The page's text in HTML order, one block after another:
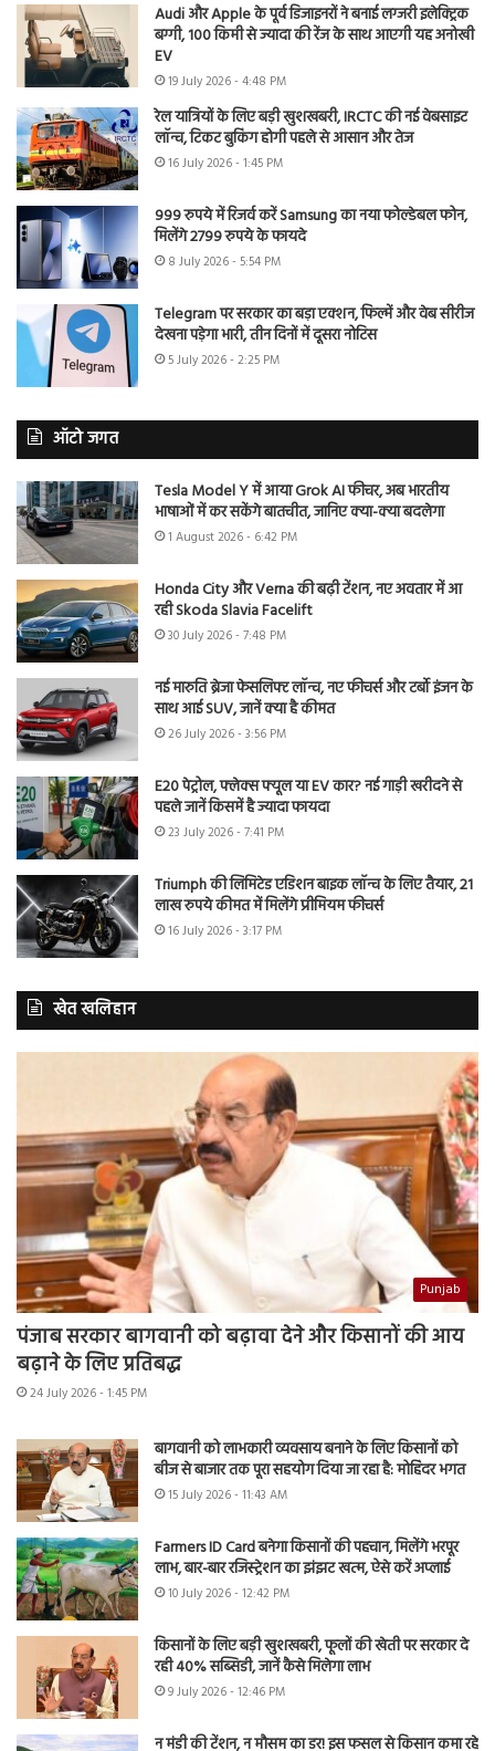
Audi और Apple के पूर्व डिजाइनरों ने बनाई लग्जरी इलेक्ट्रिक
बग्गी, 100 किमी से ज्यादा की रेंज के साथ आएगी यह अनोखी
EV
19 July 2026 - 4:48 PM
रेल यात्रियों के लिए बड़ी खुशखबरी, IRCTC की नई वेबसाइट
लॉन्च, टिकट बुकिंग होगी पहले से आसान और तेज
16 July 2026 - 1:45 PM
999 रुपये में रिजर्व करें Samsung का नया फोल्डेबल फोन,
मिलेंगे 2799 रुपये के फायदे
8 July 2026 - 5:54 PM
Telegram पर सरकार का बड़ा एक्शन, फिल्में और वेब सीरीज
देखना पड़ेगा भारी, तीन दिनों में दूसरा नोटिस
5 July 2026 - 2:25 PM
ऑटो जगत
Tesla Model Y में आया Grok AI फीचर, अब भारतीय
भाषाओं में कर सकेंगे बातचीत, जानिए क्या-क्या बदलेगा
1 August 2026 - 6:42 PM
Honda City और Verna की बढ़ी टेंशन, नए अवतार में आ
रही Skoda Slavia Facelift
30 July 2026 - 7:48 PM
नई मारुति ब्रेजा फेसलिफ्ट लॉन्च, नए फीचर्स और टर्बो इंजन के
साथ आई SUV, जानें क्या है कीमत
26 July 2026 - 3:56 PM
E20 पेट्रोल, फ्लेक्स फ्यूल या EV कार? नई गाड़ी खरीदने से
पहले जानें किसमें है ज्यादा फायदा
23 July 2026 - 7:41 PM
Triumph की लिमिटेड एडिशन बाइक लॉन्च के लिए तैयार, 21
लाख रुपये कीमत में मिलेंगे प्रीमियम फीचर्स
16 July 2026 - 3:17 PM
खेत खलिहान
Punjab
पंजाब सरकार बागवानी को बढ़ावा देने और किसानों की आय
बढ़ाने के लिए प्रतिबद्ध
24 July 2026 - 1:45 PM
बागवानी को लाभकारी व्यवसाय बनाने के लिए किसानों को
बीज से बाजार तक पूरा सहयोग दिया जा रहा है: मोहिंदर भगत
15 July 2026 - 11:43 AM
Farmers ID Card बनेगा किसानों की पहचान, मिलेंगे भरपूर
लाभ, बार-बार रजिस्ट्रेशन का झंझट खत्म, ऐसे करें अप्लाई
10 July 2026 - 12:42 PM
किसानों के लिए बड़ी खुशखबरी, फूलों की खेती पर सरकार दे
रही 40% सब्सिडी, जानें कैसे मिलेगा लाभ
9 July 2026 - 12:46 PM
न मंडी की टेंशन, न मौसम का डर! इस फसल से किसान कमा रहे